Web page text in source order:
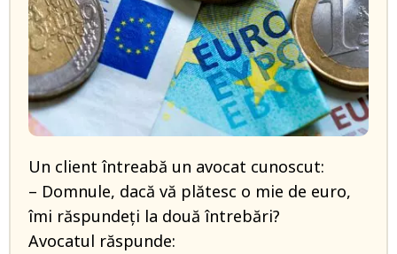
Un client întreabă un avocat cunoscut:
– Domnule, dacă vă plătesc o mie de euro,
îmi răspundeți la două întrebări?
Avocatul răspunde: